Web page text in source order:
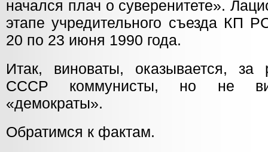
начался плач о суверенитете».
этапе учредительного съезда КП
20 по 23 июня 1990 года.
Итак, виноваты, оказывается,
СССР коммунисты, но не
«демократы».
Обратимся к фактам.